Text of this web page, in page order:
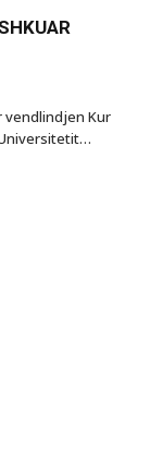
vendlindjen Kur